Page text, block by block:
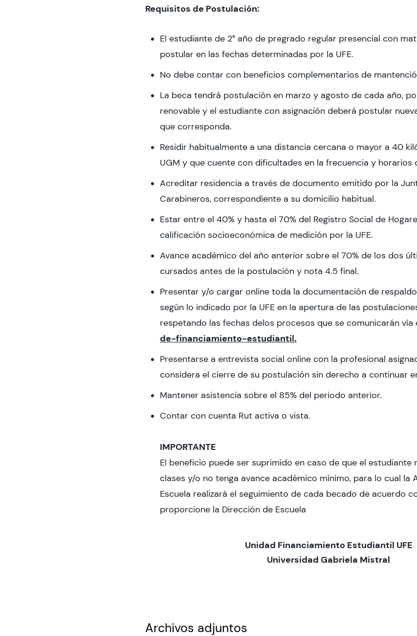
Requisitos de Postulación:
El estudiante de 2° año de pregrado regular presencial con
postular en las fechas determinadas por la UFE.
No debe contar con beneficios complementarios de
La beca tendrá postulación en marzo y agosto de cada año,
renovable y el estudiante con asignación deberá postular
que corresponda.
Residir habitualmente a una distancia cercana o mayor a 40
UGM y que cuente con dificultades en la frecuencia y
Acreditar residencia a través de documento emitido por la
Carabineros, correspondiente a su domicilio habitual.
Estar entre el 40% y hasta el 70% del Registro Social de
calificación socioeconómica de medición por la UFE.
Avance académico del año anterior sobre el 70% de los dos
cursados antes de la postulación y nota 4.5 final.
Presentar y/o cargar online toda la documentación de
según lo indicado por la UFE en la apertura de las
respetando las fechas delos procesos que se comunicarán vía
de-financiamiento-estudiantil.
Presentarse a entrevista social online con la profesional
considera el cierre de su postulación sin derecho a continuar
Mantener asistencia sobre el 85% del periodo anterior.
Contar con cuenta Rut activa o vista.
IMPORTANTE
El beneficio puede ser suprimido en caso de que el estudiante
clases y/o no tenga avance académico mínimo, para lo cual la
Escuela realizará el seguimiento de cada becado de acuerdo
proporcione la Dirección de Escuela
Unidad Financiamiento Estudiantil UFE
Universidad Gabriela Mistral
Archivos adjuntos